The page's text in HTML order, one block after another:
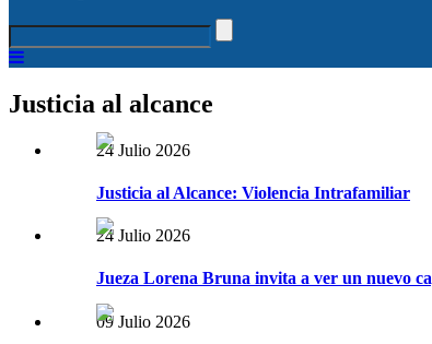
Justicia al alcance
24 Julio 2026
Justicia al Alcance: Violencia Intrafamiliar
24 Julio 2026
Jueza Lorena Bruna invita a ver un nuevo
09 Julio 2026